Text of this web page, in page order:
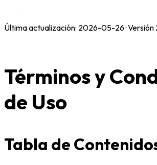
Última actualización: 2026-05-26 · Versión
Términos y
de Uso
Tabla de